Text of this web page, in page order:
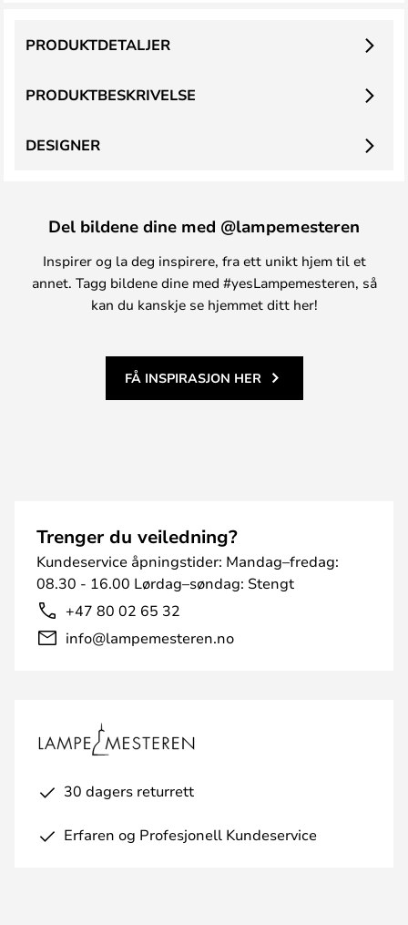
PRODUKTBESKRIVELSE
PRODUKTDETALJER
DESIGNER
Del bildene dine med @lampemesteren
Inspirer og la deg inspirere, fra ett unikt hjem til et
annet. Tagg bildene dine med #yesLampemesteren, så
kan du kanskje se hjemmet ditt her!
FÅ INSPIRASJON HER
Trenger du veiledning?
Kundeservice åpningstider: Mandag–fredag:
08.30 - 16.00 Lørdag–søndag: Stengt
+47 80 02 65 32
info@lampemesteren.no
30 dagers returrett
Erfaren og Profesjonell Kundeservice